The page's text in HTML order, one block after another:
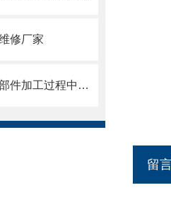
修厂家
刮板排屑机在汽车零部件加工过程中的作用
留